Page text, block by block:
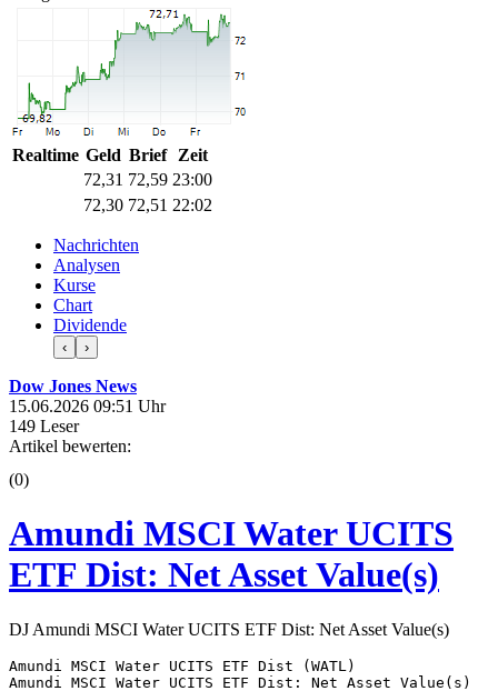
Realtime Geld Brief
Zeit
72,31 72,59 23:00
72,30 72,51 22:02
Nachrichten
Analysen
Kurse
Chart
Dividende
‹ ›
Dow Jones News
15.06.2026 09:51 Uhr
149 Leser
Artikel bewerten:
(0)
Amundi MSCI Water UCITS
ETF Dist: Net Asset Value(s)
DJ Amundi MSCI Water UCITS ETF Dist: Net Asset Value(s)
Amundi MSCI Water UCITS ETF Dist (WATL)
Amundi MSCI Water UCITS ETF Dist: Net Asset Value(s)